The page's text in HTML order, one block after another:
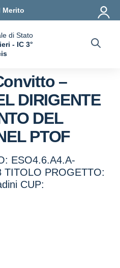
Merito
di Stato
- IC 3°
–
DIRIGENTE
DEL
PTOF
ESO4.6.A4.A-
TITOLO PROGETTO:
CUP: